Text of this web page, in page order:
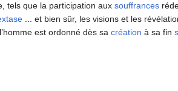
tels que la participation aux souffrances
... et bien sûr, les visions et les
est ordonné dès sa création à sa fin